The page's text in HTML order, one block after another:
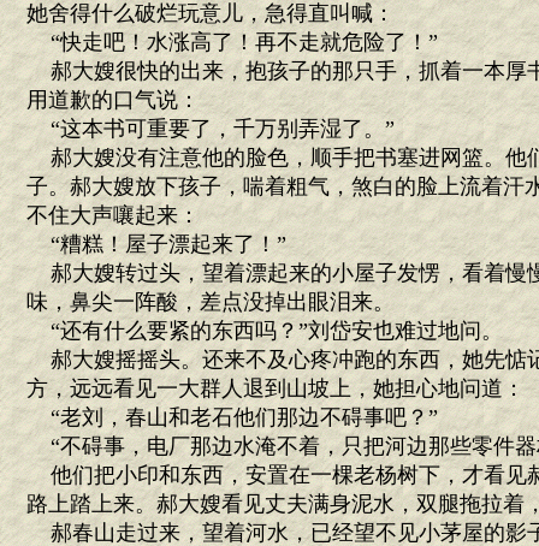
她舍得什么破烂玩意儿，急得直叫喊：
“快走吧！水涨高了！再不走就危险了！”
郝大嫂很快的出来，抱孩子的那只手，抓着一本厚
用道歉的口气说：
“这本书可重要了，千万别弄湿了。”
郝大嫂没有注意他的脸色，顺手把书塞进网篮。他
子。郝大嫂放下孩子，喘着粗气，煞白的脸上流着汗
不住大声嚷起来：
“糟糕！屋子漂起来了！”
郝大嫂转过头，望着漂起来的小屋子发愣，看着慢
味，鼻尖一阵酸，差点没掉出眼泪来。
“还有什么要紧的东西吗？”刘岱安也难过地问。
郝大嫂摇摇头。还来不及心疼冲跑的东西，她先惦
方，远远看见一大群人退到山坡上，她担心地问道：
“老刘，春山和老石他们那边不碍事吧？”
“不碍事，电厂那边水淹不着，只把河边那些零件器
他们把小印和东西，安置在一棵老杨树下，才看见
路上踏上来。郝大嫂看见丈夫满身泥水，双腿拖拉着
郝春山走过来，望着河水，已经望不见小茅屋的影